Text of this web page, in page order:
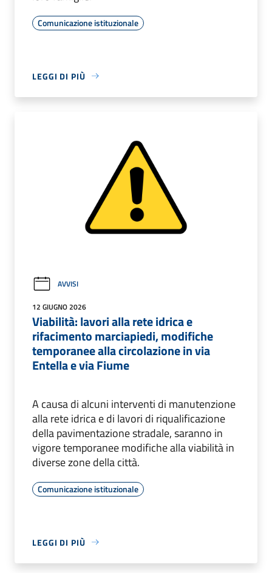
Comunicazione istituzionale
LEGGI DI PIÙ
AVVISI
12 GIUGNO 2026
Viabilità: lavori alla rete idrica e
rifacimento marciapiedi, modifiche
temporanee alla circolazione in via
Entella e via Fiume
A causa di alcuni interventi di manutenzione
alla rete idrica e di lavori di riqualificazione
della pavimentazione stradale, saranno in
vigore temporanee modifiche alla viabilità in
diverse zone della città.
Comunicazione istituzionale
LEGGI DI PIÙ